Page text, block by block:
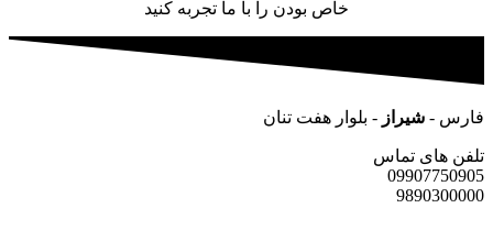
خاص بودن را با ما تجربه کنید
فارس - شیراز - بلوار هفت تنان
تلفن های تماس
09907750905
9890300000